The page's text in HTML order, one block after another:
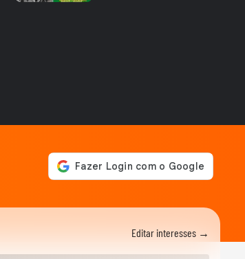
ESPORTES
cirurgia para retirada de
tumor
ESPORTES
ser apresentado à torcida
BASQUETEEditar interesses →